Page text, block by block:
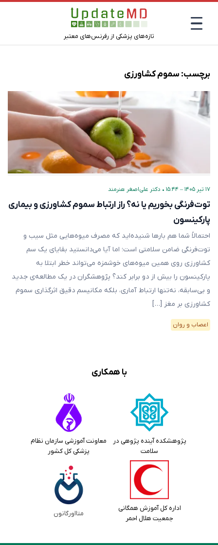
تازه‌های پزشکی از رفرنس‌های معتبر
برچسب: سموم کشاورزی
۱۷ تیر ۱۴۰۵ – ۱۵:۴۴ • دکتر علی‌اصغر هنرمند
توت‌فرنگی بخوریم یا نه؟ راز ارتباط سموم کشاورزی و بیماری
پارکینسون
احتمالاً شما هم بارها شنیده‌اید که مصرف میوه‌هایی مثل سیب و
توت‌فرنگی ضامن سلامتی است؛ اما آیا می‌دانستید بقایای یک سم
کشاورزی روی همین میوه‌های خوشمزه می‌تواند خطر ابتلا به
پارکینسون را بیش از دو برابر کند؟ پژوهشگران در یک مطالعه‌ی جدید
و بی‌سابقه، نه‌تنها ارتباط آماری، بلکه مکانیسم دقیق اثرگذاری سموم
کشاورزی بر مغز […]
اعصاب و روان
با همکاری
پژوهشکده آینده پژوهی در
سلامت
معاونت آموزشی سازمان نظام
پزشکی کل کشور
اداره کل آموزش همگانی
جمعیت هلال احمر
متااورگانون